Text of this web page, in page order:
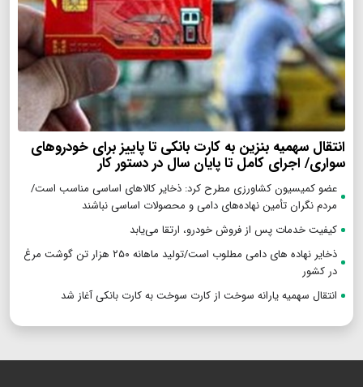
انتقال سهمیه بنزین به کارت بانکی تا پاییز برای خودروهای
سواری/ اجرای کامل تا پایان سال در دستور کار
عضو کمیسیون کشاورزی مطرح کرد: ذخایر کالاهای اساسی مناسب است/
مردم نگران تأمین نهاده‌های دامی و محصولات اساسی نباشند
کیفیت خدمات پس از فروش خودرو، ارتقا می‌یابد
ذخایر نهاده های دامی مطلوب است/تولید ماهانه ۲۵۰ هزار تن گوشت مرغ
در کشور
انتقال سهمیه یارانه سوخت از کارت سوخت به کارت بانکی آغاز شد